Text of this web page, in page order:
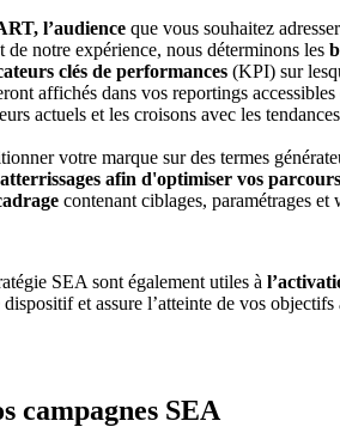
l’audience que vous souhaitez
notre expérience, nous déterminons les
clés de performances (KPI) sur
affichés dans vos reportings accessibles
actuels et les croisons avec les
votre marque sur des termes
afin d'optimiser vos
contenant ciblages, paramétrages
SEA sont également utiles à
et assure l’atteinte de vos
campagnes SEA